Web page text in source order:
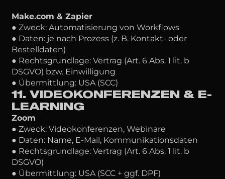
Make.com & Zapier
● Zweck: Automatisierung von Workflows
● Daten: je nach Prozess (z. B. Kontakt- oder
Bestelldaten)
● Rechtsgrundlage: Vertrag (Art. 6 Abs. 1 lit. b
DSGVO) bzw. Einwilligung
● Übermittlung: USA (SCC)
11. VIDEOKONFERENZEN & E-
LEARNING
Zoom
● Zweck: Videokonferenzen, Webinare
● Daten: Name, E-Mail, Kommunikationsdaten
● Rechtsgrundlage: Vertrag (Art. 6 Abs. 1 lit. b
DSGVO)
● Übermittlung: USA (SCC + ggf. DPF)